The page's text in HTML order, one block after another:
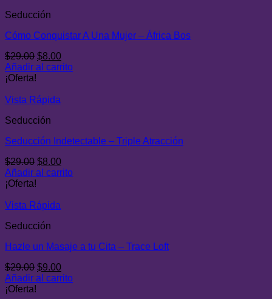
Seducción
Cómo Conquistar A Una Mujer – África Bos
$29.00 El
precio
$29.00.
$8.00El
precio
Añadir al carrito
¡Oferta!
Vista Rápida
Seducción
Seducción Indetectable – Triple Atracción
$29.00 El
precio
$29.00.
$8.00El
precio
Añadir al carrito
¡Oferta!
Vista Rápida
Seducción
Hazle un Masaje a tu Cita – Trace Loft
$29.00 El
precio
$9.00El
precio
Añadir al carrito
¡Oferta!